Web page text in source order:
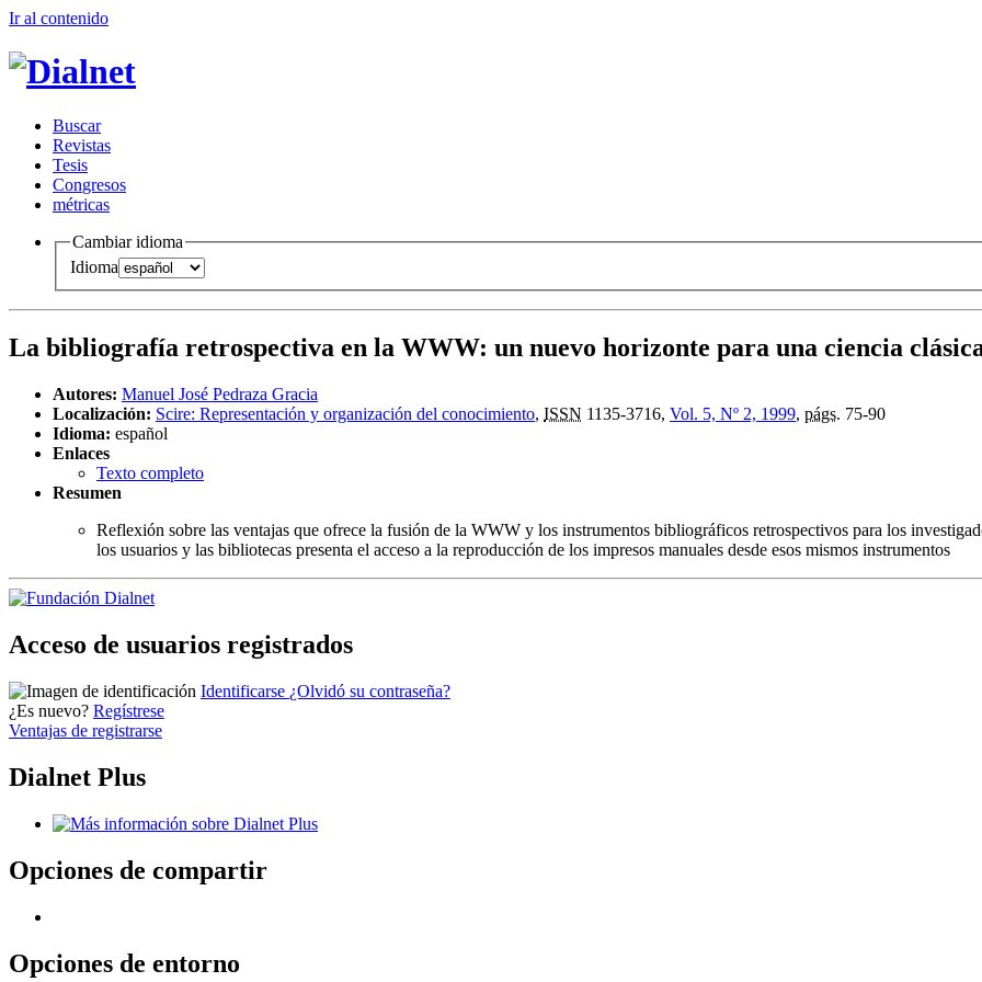
Ir al contenido
Buscar
Revistas
Tesis
Congresos
métricas
Cambiar idioma
Idioma
La bibliografía retrospectiva en la WWW: un nuevo horizonte para una ciencia
Autores: Manuel José Pedraza Gracia
Localización: Scire: Representación y organización del conocimiento, ISSN 1135-3716, Vol. 5, Nº 2, 1999, págs. 75-90
Idioma: español
Enlaces
Texto completo
Resumen
Reflexión sobre las ventajas que ofrece la fusión de la WWW y los instrumentos bibliográficos retrospectivos para los
los usuarios y las bibliotecas presenta el acceso a la reproducción de los impresos manuales desde esos mismos instrumentos
Acceso de usuarios registrados
Identificarse ¿Olvidó su contraseña?
¿Es nuevo? Regístrese
Ventajas de registrarse
Dialnet Plus
Opciones de compartir
Opciones de entorno